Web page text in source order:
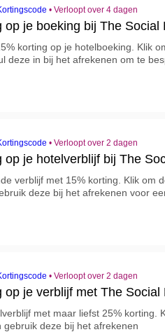
• Verloopt over 4 dagen
op je boeking bij The Social
korting op je hotelboeking. Klik
deze in bij het afrekenen om te
• Verloopt over 2 dagen
op je hotelverblijf bij The
verblijf met 15% korting. Klik om
deze bij het afrekenen voor
• Verloopt over 2 dagen
op je verblijf met The Social
met maar liefst 25% korting.
gebruik deze bij het afrekenen